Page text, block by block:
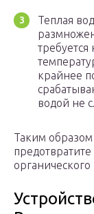
Теплая
крайнее
водой не
Таким
органического